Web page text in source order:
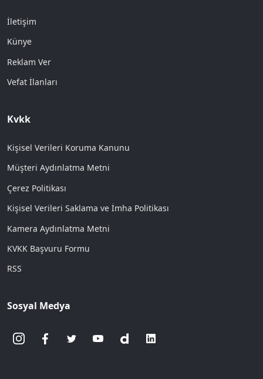
İletişim
Künye
Reklam Ver
Vefat İlanları
Kvkk
Kişisel Verileri Koruma Kanunu
Müşteri Aydınlatma Metni
Çerez Politikası
Kişisel Verileri Saklama ve İmha Politikası
Kamera Aydınlatma Metni
KVKK Başvuru Formu
RSS
Sosyal Medya